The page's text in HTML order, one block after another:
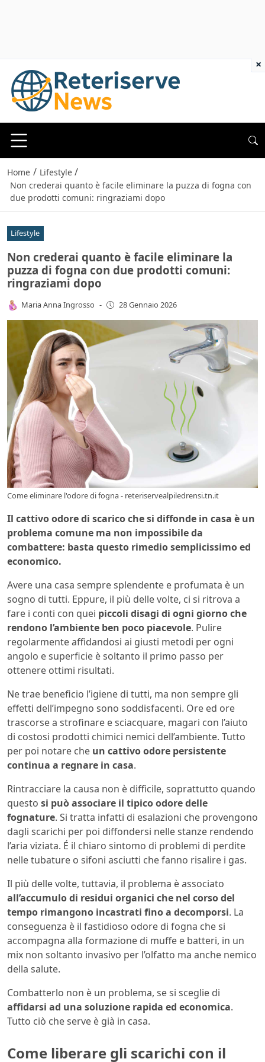
Home / Lifestyle /
Non crederai quanto è facile eliminare la puzza di fogna con
due prodotti comuni: ringraziami dopo
Lifestyle
Non crederai quanto è facile eliminare la
puzza di fogna con due prodotti comuni:
ringraziami dopo
Maria Anna Ingrosso - 28 Gennaio 2026
Come eliminare l'odore di fogna - reteriservealpiledrensi.tn.it
Il cattivo odore di scarico che si diffonde in casa è un
problema comune ma non impossibile da
combattere: basta questo rimedio semplicissimo ed
economico.
Avere una casa sempre splendente e profumata è un
sogno di tutti. Eppure, il più delle volte, ci si ritrova a
fare i conti con quei piccoli disagi di ogni giorno che
rendono l’ambiente ben poco piacevole. Pulire
regolarmente affidandosi ai giusti metodi per ogni
angolo e superficie è soltanto il primo passo per
ottenere ottimi risultati.
Ne trae beneficio l’igiene di tutti, ma non sempre gli
effetti dell’impegno sono soddisfacenti. Ore ed ore
trascorse a strofinare e sciacquare, magari con l’aiuto
di costosi prodotti chimici nemici dell’ambiente. Tutto
per poi notare che un cattivo odore persistente
continua a regnare in casa.
Rintracciare la causa non è difficile, soprattutto quando
questo si può associare il tipico odore delle
fognature. Si tratta infatti di esalazioni che provengono
dagli scarichi per poi diffondersi nelle stanze rendendo
l’aria viziata. É il chiaro sintomo di problemi di perdite
nelle tubature o sifoni asciutti che fanno risalire i gas.
Il più delle volte, tuttavia, il problema è associato
all’accumulo di residui organici che nel corso del
tempo rimangono incastrati fino a decomporsi. La
conseguenza è il fastidioso odore di fogna che si
accompagna alla formazione di muffe e batteri, in un
mix non soltanto invasivo per l’olfatto ma anche nemico
della salute.
Combatterlo non è un problema, se si sceglie di
affidarsi ad una soluzione rapida ed economica.
Tutto ciò che serve è già in casa.
Come liberare gli scarichi con il
×